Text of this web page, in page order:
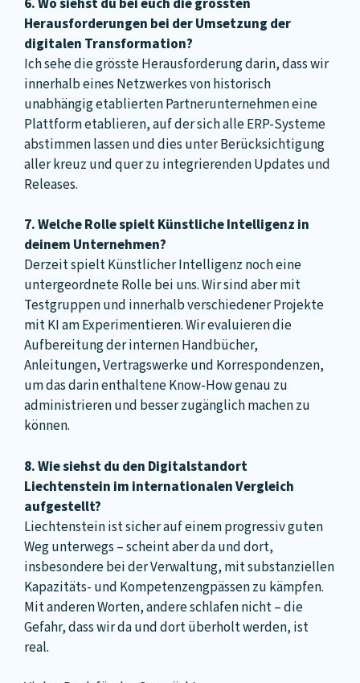
6. Wo siehst du bei euch die grössten
Herausforderungen bei der Umsetzung der
digitalen Transformation?
Ich sehe die grösste Herausforderung darin, dass wir
innerhalb eines Netzwerkes von historisch
unabhängig etablierten Partnerunternehmen eine
Plattform etablieren, auf der sich alle ERP-Systeme
abstimmen lassen und dies unter Berücksichtigung
aller kreuz und quer zu integrierenden Updates und
Releases.
7. Welche Rolle spielt Künstliche Intelligenz in
deinem Unternehmen?
Derzeit spielt Künstlicher Intelligenz noch eine
untergeordnete Rolle bei uns. Wir sind aber mit
Testgruppen und innerhalb verschiedener Projekte
mit KI am Experimentieren. Wir evaluieren die
Aufbereitung der internen Handbücher,
Anleitungen, Vertragswerke und Korrespondenzen,
um das darin enthaltene Know-How genau zu
administrieren und besser zugänglich machen zu
können.
8. Wie siehst du den Digitalstandort
Liechtenstein im internationalen Vergleich
aufgestellt?
Liechtenstein ist sicher auf einem progressiv guten
Weg unterwegs – scheint aber da und dort,
insbesondere bei der Verwaltung, mit substanziellen
Kapazitäts- und Kompetenzengpässen zu kämpfen.
Mit anderen Worten, andere schlafen nicht – die
Gefahr, dass wir da und dort überholt werden, ist
real.